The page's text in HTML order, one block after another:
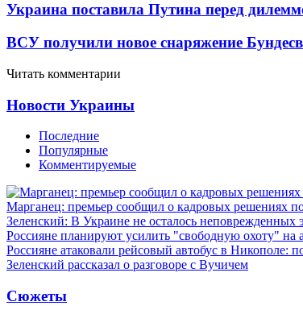
Украина поставила Путина перед
ВСУ получили новое снаряжение
Читать комментарии
Новости Украины
Последние
Популярные
Комментируемые
Марганец: премьер сообщил о кадровых решениях
Зеленский: В Украине не осталось неповрежденных
Россияне планируют усилить "свободную охоту"
Россияне атаковали рейсовый автобус в Никополе:
Зеленский рассказал о разговоре с Вучичем
Сюжеты